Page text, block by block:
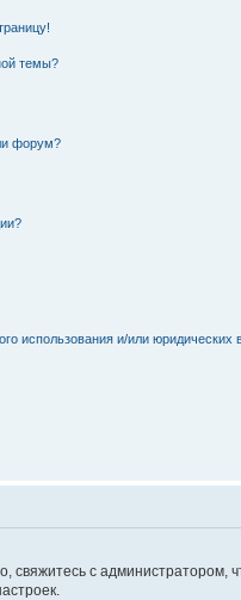
темы?
форум?
использования и/или юридических
свяжитесь с администратором,